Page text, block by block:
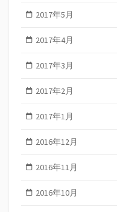
2017年5月
2017年4月
2017年3月
2017年2月
2017年1月
2016年12月
2016年11月
2016年10月